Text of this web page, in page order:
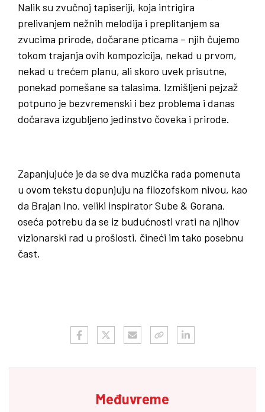
Nalik su zvučnoj tapiseriji, koja intrigira
prelivanjem nežnih melodija i preplitanjem sa
zvucima prirode, dočarane pticama – njih čujemo
tokom trajanja ovih kompozicija, nekad u prvom,
nekad u trećem planu, ali skoro uvek prisutne,
ponekad pomešane sa talasima. Izmišljeni pejzaž
potpuno je bezvremenski i bez problema i danas
dočarava izgubljeno jedinstvo čoveka i prirode.
Zapanjujuće je da se dva muzička rada pomenuta
u ovom tekstu dopunjuju na filozofskom nivou, kao
da Brajan Ino, veliki inspirator Sube & Gorana,
oseća potrebu da se iz budućnosti vrati na njihov
vizionarski rad u prošlosti, čineći im tako posebnu
čast.
Međuvreme